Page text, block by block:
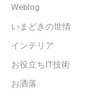
Weblog
いまどきの世情
インテリア
お役立ちIT技術
お洒落